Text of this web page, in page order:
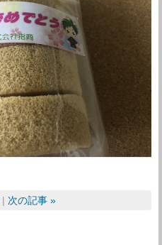
次の記事 »